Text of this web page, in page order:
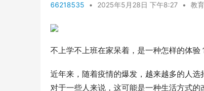
66218535 • 2025年5月28日 下午8:27 • 教
不上学不上班在家呆着，是一种怎样的体验
近年来，随着疫情的爆发，越来越多的人
对于一些人来说，这可能是一种生活方式